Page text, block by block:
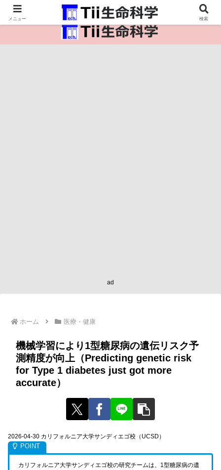
医療保健・生命・生物の情報インフラ。
ad
ホーム 医療・健康
機械学習により1型糖尿病の遺伝リスク予
測精度が向上（Predicting genetic risk
for Type 1 diabetes just got more
accurate）
2026-04-30 カリフォルニア大学サンディエゴ校（UCSD）
カリフォルニア大学サンディエゴ校の研究チームは、1型糖尿病の遺
メニュー 検索